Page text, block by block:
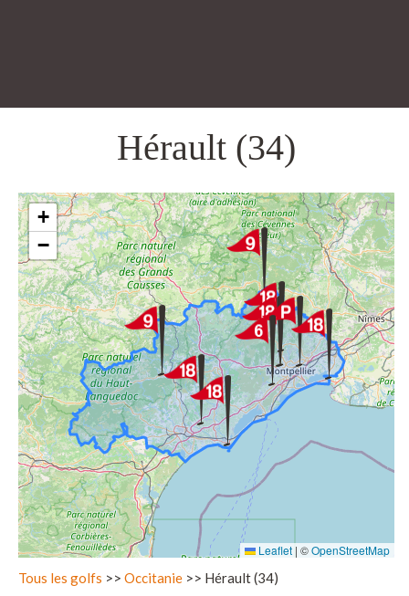
Hérault (34)
+
−
Leaflet | ©OpenStreetMap
Tous les golfs >> Occitanie >> Hérault (34)